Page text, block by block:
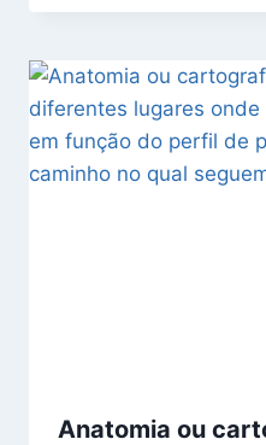
Anatomia ou